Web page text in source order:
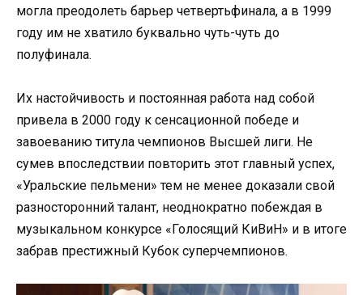
могла преодолеть барьер четвертьфинала, а в 1999
году им не хватило буквально чуть-чуть до
полуфинала.
Их настойчивость и постоянная работа над собой
привела в 2000 году к сенсационной победе и
завоеванию титула чемпионов Высшей лиги. Не
сумев впоследствии повторить этот главный успех,
«Уральские пельмени» тем не менее доказали свой
разносторонний талант, неоднократно побеждая в
музыкальном конкурсе «Голосящий КиВиН» и в итоге
забрав престижный Кубок суперчемпионов.